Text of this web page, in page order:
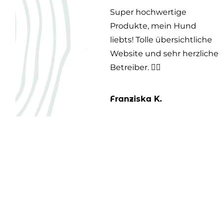
Super hochwertige
Produkte, mein Hund
liebts! Tolle übersichtliche
Website und sehr herzliche
Betreiber. 👍🏻
Franziska K.